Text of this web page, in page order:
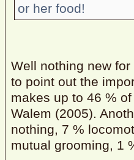
or her food!
Well nothing new
to point out the
makes up to 46 %
Walem (2005).
nothing, 7 %
mutual grooming, 1